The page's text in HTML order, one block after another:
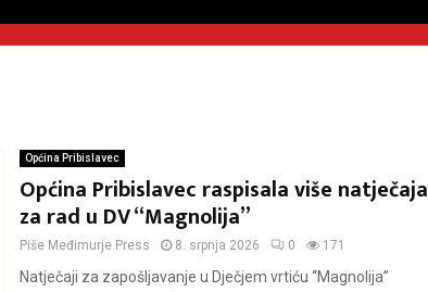
Općina Pribislavec
Općina Pribislavec raspisala više natječaja
za rad u DV “Magnolija”
Piše Međimurje Press 8. srpnja 2026 0 171
Natječaji za zapošljavanje u Dječjem vrtiću “Magnolija”